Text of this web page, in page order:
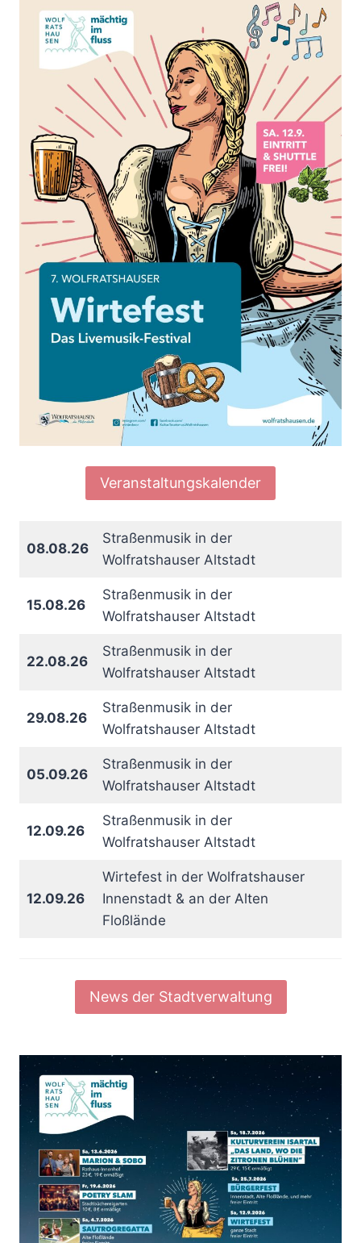
Veranstaltungskalender
08.08.26
Straßenmusik in der
Wolfratshauser Altstadt
15.08.26
Straßenmusik in der
Wolfratshauser Altstadt
22.08.26
Straßenmusik in der
Wolfratshauser Altstadt
29.08.26
Straßenmusik in der
Wolfratshauser Altstadt
05.09.26
Straßenmusik in der
Wolfratshauser Altstadt
12.09.26
Straßenmusik in der
Wolfratshauser Altstadt
12.09.26
Wirtefest in der Wolfratshauser
Innenstadt & an der Alten
Floßlände
News der Stadtverwaltung